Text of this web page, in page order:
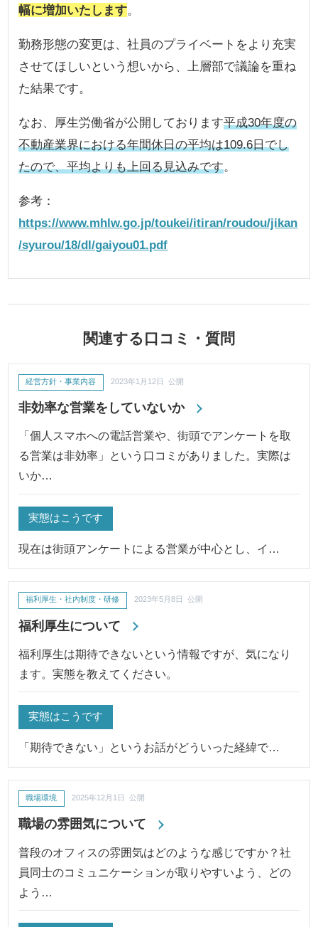
幅に増加いたします。
勤務形態の変更は、社員のプライベートをより充実
させてほしいという想いから、上層部で議論を重ね
た結果です。
なお、厚生労働省が公開しております平成30年度の
不動産業界における年間休日の平均は109.6日でし
たので、平均よりも上回る見込みです。
参考：
https://www.mhlw.go.jp/toukei/itiran/roudou/jikan
/syurou/18/dl/gaiyou01.pdf
関連する口コミ・質問
非効率な営業をしていないか
経営方針・事業内容 2023年1月12日 公開
「個人スマホへの電話営業や、街頭でアンケートを取
る営業は非効率」という口コミがありました。実際は
いか…
実態はこうです
現在は街頭アンケートによる営業が中心とし、イ…
福利厚生について
福利厚生・社内制度・研修 2023年5月8日 公開
福利厚生は期待できないという情報ですが、気になり
ます。実態を教えてください。
実態はこうです
「期待できない」というお話がどういった経緯で…
職場の雰囲気について
職場環境 2025年12月1日 公開
普段のオフィスの雰囲気はどのような感じですか？社
員同士のコミュニケーションが取りやすいよう、どの
よう…